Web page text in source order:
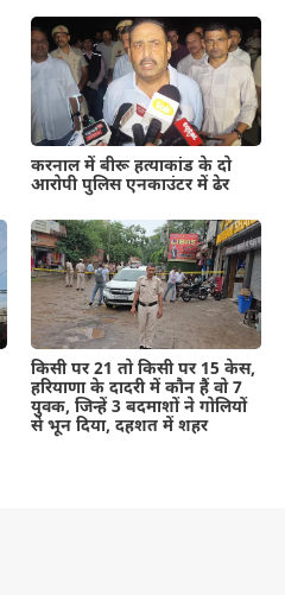
करनाल में बीरू हत्याकांड के दो
आरोपी पुलिस एनकाउंटर में ढेर
किसी पर 21 तो किसी पर 15 केस,
हरियाणा के दादरी में कौन हैं वो 7
युवक, जिन्हें 3 बदमाशों ने गोलियों
से भून दिया, दहशत में शहर